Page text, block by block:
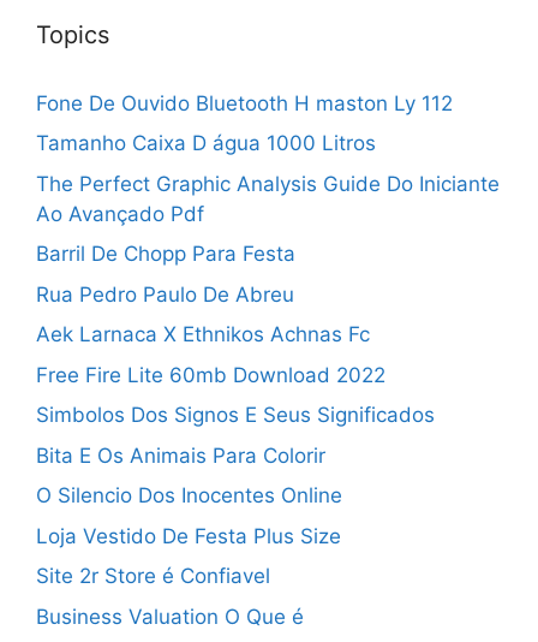
Topics
Fone De Ouvido Bluetooth H maston Ly 112
Tamanho Caixa D água 1000 Litros
The Perfect Graphic Analysis Guide Do Iniciante
Ao Avançado Pdf
Barril De Chopp Para Festa
Rua Pedro Paulo De Abreu
Aek Larnaca X Ethnikos Achnas Fc
Free Fire Lite 60mb Download 2022
Simbolos Dos Signos E Seus Significados
Bita E Os Animais Para Colorir
O Silencio Dos Inocentes Online
Loja Vestido De Festa Plus Size
Site 2r Store é Confiavel
Business Valuation O Que é